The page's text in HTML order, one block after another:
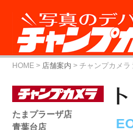
HOME > 店舗案内 > チャンプカメラ
たまプラーザ店
青葉台店